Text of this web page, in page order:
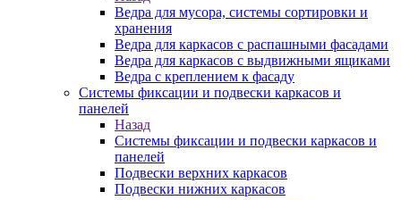
Ведра для мусора, системы сортировки и
хранения
Ведра для каркасов с распашными фасадами
Ведра для каркасов с выдвижными ящиками
Ведра с креплением к фасаду
Системы фиксации и подвески каркасов и
панелей
Назад
Системы фиксации и подвески каркасов и
панелей
Подвески верхних каркасов
Подвески нижних каркасов